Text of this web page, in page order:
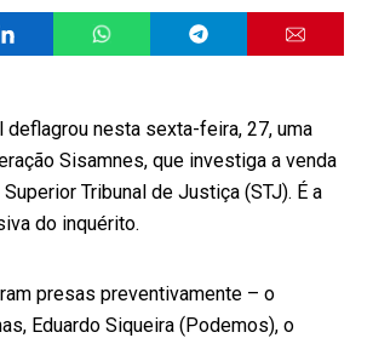
deflagrou nesta sexta-feira, 27, uma
Sisamnes, que investiga a venda
Tribunal de Justiça (STJ). É a
do inquérito.
presas preventivamente – o
Eduardo Siqueira (Podemos), o